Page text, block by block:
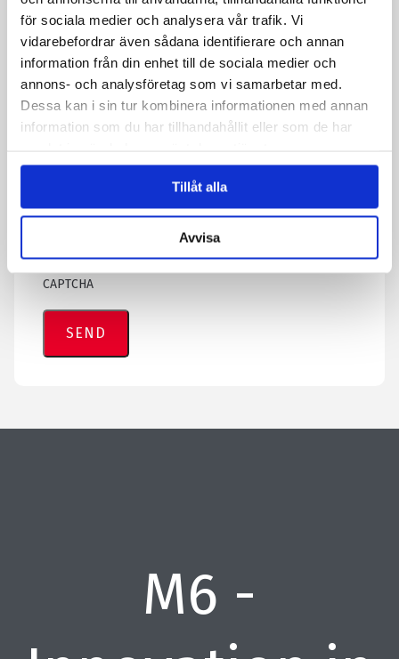
för sociala medier och analysera vår trafik. Vi
vidarebefordrar även sådana identifierare och annan
information från din enhet till de sociala medier och
annons- och analysföretag som vi samarbetar med.
Dessa kan i sin tur kombinera informationen med annan
information som du har tillhandahållit eller som de har
Tillåt alla
Avvisa
By submitting the form, you agree that we save information
CAPTCHA
M6 -